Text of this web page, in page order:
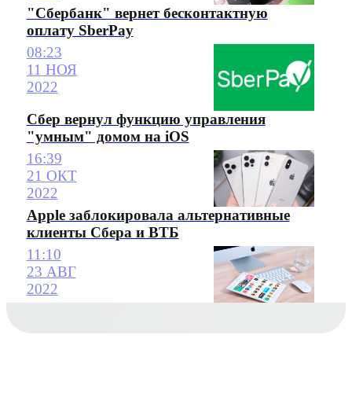
"Сбербанк" вернет бесконтактную
оплату SberPay
08:23
11 НОЯ
2022
Сбер вернул функцию управления
"умным" домом на iOS
16:39
21 ОКТ
2022
Apple заблокировала альтернативные
клиенты Сбера и ВТБ
11:10
23 АВГ
2022